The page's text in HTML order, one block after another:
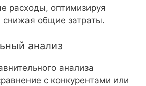
расходы, оптимизируя
снижая общие затраты.
анализ
анализа
с конкурентами или